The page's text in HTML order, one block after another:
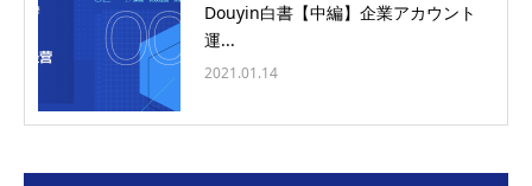
Douyin白書【中編】企業アカウント
運...
2021.01.14